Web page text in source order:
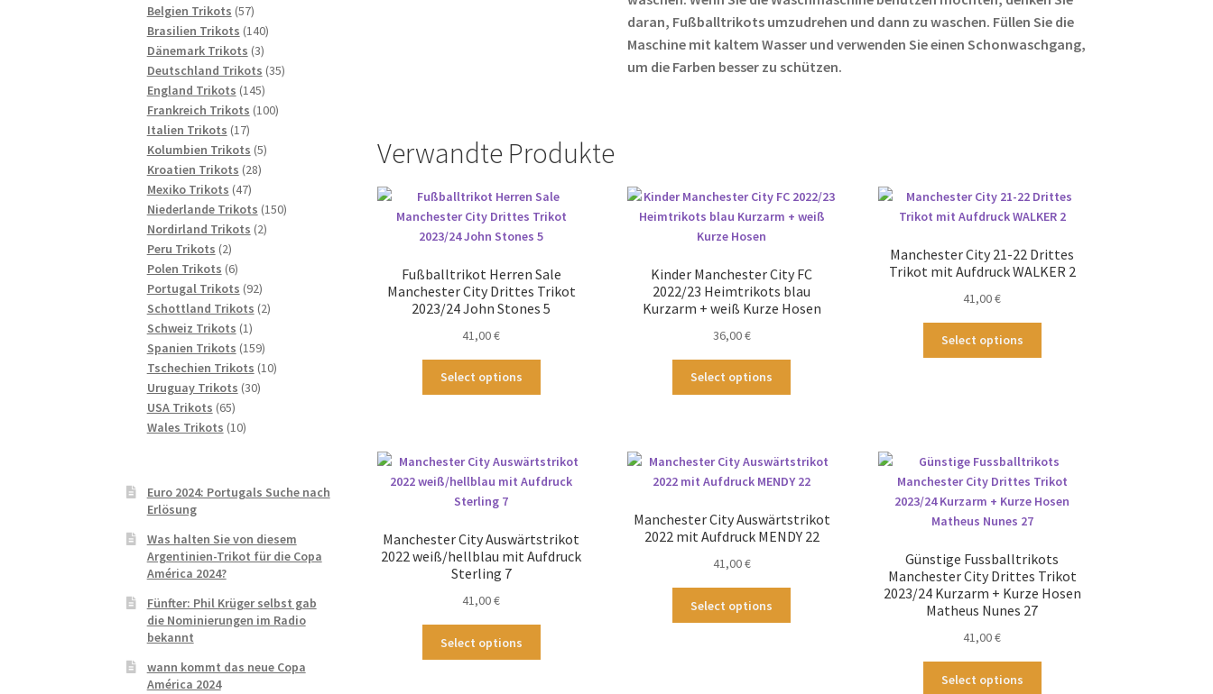
daran, Fußballtrikots umzudrehen und dann zu waschen. Füllen Sie die
Maschine mit kaltem Wasser und verwenden Sie einen Schonwaschgang,
um die Farben besser zu schützen.
Verwandte Produkte
Fußballtrikot Herren Sale
Manchester City Drittes Trikot
2023/24 John Stones 5
41,00€
Select options
auf.
Die
auf
der
werden
Kinder Manchester City FC
2022/23 Heimtrikots blau
Kurzarm + weiß Kurze Hosen
36,00€
Select options
auf.
Die
können
auf
Produktseite
werden
Manchester City 21-22 Drittes
Trikot mit Aufdruck WALKER 2
41,00€
Select options
Optionen
können
auf
gewählt
werden
Manchester City Auswärtstrikot
2022 weiß/hellblau mit Aufdruck
Sterling 7
41,00€
Select options
Manchester City Auswärtstrikot
2022 mit Aufdruck MENDY 22
41,00€
Select options
Günstige Fussballtrikots
Manchester City Drittes Trikot
2023/24 Kurzarm + Kurze Hosen
Matheus Nunes 27
41,00€
Select options
Belgien Trikots 5757
Produkte
Brasilien Trikots 140140
Dänemark Trikots 33
Produkte
Deutschland Trikots 3535
England Trikots 145145
Produkte
Frankreich Trikots 100100
Italien Trikots 1717
Produkte
Kolumbien Trikots 55
Kroatien Trikots 2828
Mexiko Trikots 4747
Produkte
Niederlande Trikots 150150
Nordirland Trikots 22
Peru Trikots 22
Produkte
Polen Trikots 66
Produkte
Portugal Trikots 9292
Produkte
Schottland Trikots 22
Schweiz Trikots 11
Produkt
Spanien Trikots 159159
Produkte
Tschechien Trikots 1010
Uruguay Trikots 3030
USA Trikots 6565
Produkte
Wales Trikots 1010
Euro 2024: Portugals Suche nach
Erlösung
Was halten Sie von diesem
Argentinien-Trikot für die Copa
América 2024?
Fünfter: Phil Krüger selbst gab
die Nominierungen im Radio
bekannt
wann kommt das neue Copa
América 2024